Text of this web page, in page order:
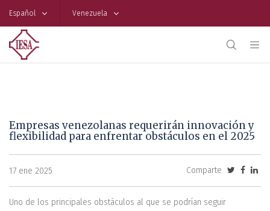
Español Venezuela
Empresas venezolanas requerirán innovación y
flexibilidad para enfrentar obstáculos en el 2025
17 ene 2025 Comparte
Uno de los principales obstáculos al que se podrían seguir